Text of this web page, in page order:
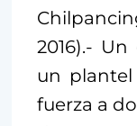
2016).-
un
fuerza a